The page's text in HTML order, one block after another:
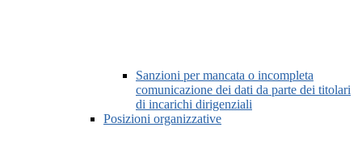
Sanzioni per mancata o incompleta
comunicazione dei dati da parte dei titolari
di incarichi dirigenziali
Posizioni organizzative